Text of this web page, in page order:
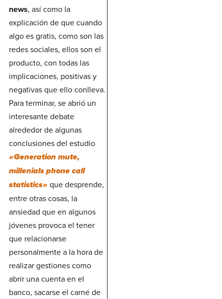
news, así como la
explicación de que cuando
algo es gratis, como son las
redes sociales, ellos son el
producto, con todas las
implicaciones, positivas y
negativas que ello conlleva.
Para terminar, se abrió un
interesante debate
alrededor de algunas
conclusiones del estudio
«Generation mute,
millenials phone call
statistics»que desprende,
entre otras cosas, la
ansiedad que en algunos
jóvenes provoca el tener
que relacionarse
personalmente a la hora de
realizar gestiones como
abrir una cuenta en el
banco, sacarse el carné de